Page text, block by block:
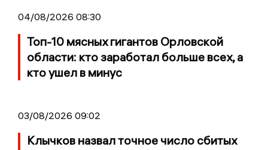
04/08/2026 08:30
Топ-10 мясных гигантов Орловской
области: кто заработал больше всех, а
кто ушел в минус
03/08/2026 09:02
Клычков назвал точное число сбитых